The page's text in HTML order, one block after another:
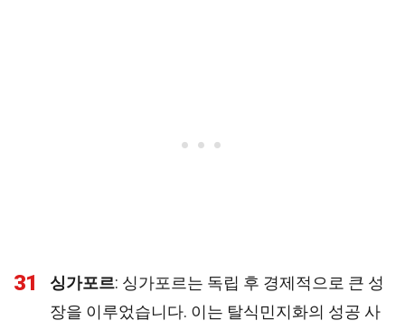
31 싱가포르: 싱가포르는 독립 후 경제적으로 큰 성
장을 이루었습니다. 이는 탈식민지화의 성공 사